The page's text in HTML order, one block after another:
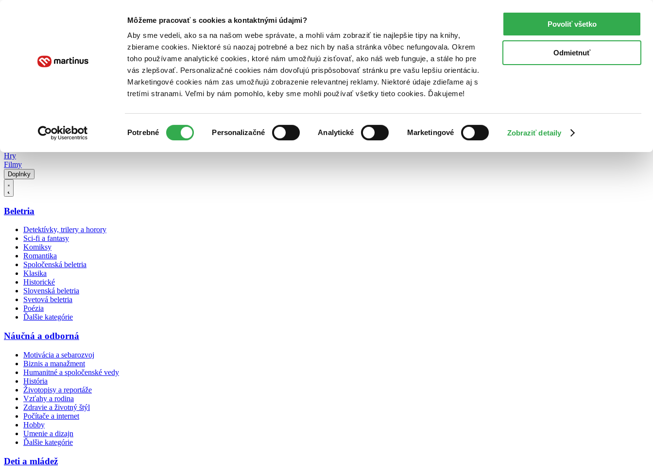
Môžeme pracovať s cookies a kontaktnými údajmi?
Aby sme vedeli, ako sa na našom webe správate, a mohli vám zobraziť tie najlepšie tipy na knihy,
zbierame cookies. Niektoré sú naozaj potrebné a bez nich by naša stránka vôbec nefungovala. Okrem
toho používame analytické cookies, ktoré nám umožňujú zisťovať, ako náš web funguje, a stále ho pre
vás zlepšovať. Personalizačné cookies nám dovoľujú prispôsobovať stránku pre vašu lepšiu orientáciu.
Marketingové cookies nám zas umožňujú zobrazenie relevantnej reklamy. Niektoré údaje zdieľame aj s
tretími stranami. Veľmi by nám pomohlo, keby sme mohli používať všetky tieto cookies. Ďakujeme!
súhlasu
Potrebné Personalizačné Analytické Marketingové Zobraziť detaily
Povoliť všetko
Odmietnuť
Poukážky Kontakt
Hry
Filmy
Doplnky
Beletria
Detektívky, trilery a horory
Sci-fi a fantasy
Komiksy
Romantika
Spoločenská beletria
Klasika
Historické
Slovenská beletria
Svetová beletria
Poézia
Ďalšie kategórie
Náučná a odborná
Motivácia a sebarozvoj
Biznis a manažment
Humanitné a spoločenské vedy
História
Životopisy a reportáže
Vzťahy a rodina
Zdravie a životný štýl
Počítače a internet
Hobby
Umenie a dizajn
Ďalšie kategórie
Deti a mládež